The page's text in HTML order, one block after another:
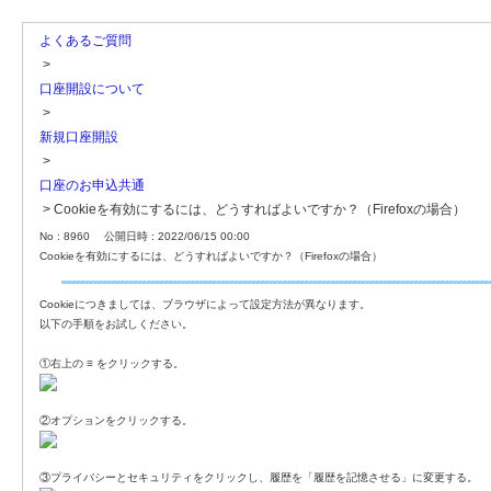
よくあるご質問
>
口座開設について
>
新規口座開設
>
口座のお申込共通
> Cookieを有効にするには、どうすればよいですか？（Firefoxの場合）
No : 8960
公開日時 : 2022/06/15 00:00
Cookieを有効にするには、どうすればよいですか？（Firefoxの場合）
Cookieにつきましては、ブラウザによって設定方法が異なります。
以下の手順をお試しください。
①右上の ≡ をクリックする。
②オプションをクリックする。
③プライバシーとセキュリティをクリックし、履歴を「履歴を記憶させる」に変更する。